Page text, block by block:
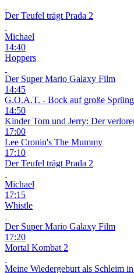
Der Teufel trägt Prada 2
Michael
14:40
Hoppers
Der Super Mario Galaxy Film
14:45
G.O.A.T. - Bock auf große
14:50
Kinder Tom und Jerry: Der
17:00
Lee Cronin's The Mummy
17:10
Der Teufel trägt Prada 2
Michael
17:15
Whistle
Der Super Mario Galaxy Film
17:20
Mortal Kombat 2
Meine Wiedergeburt als Schleim